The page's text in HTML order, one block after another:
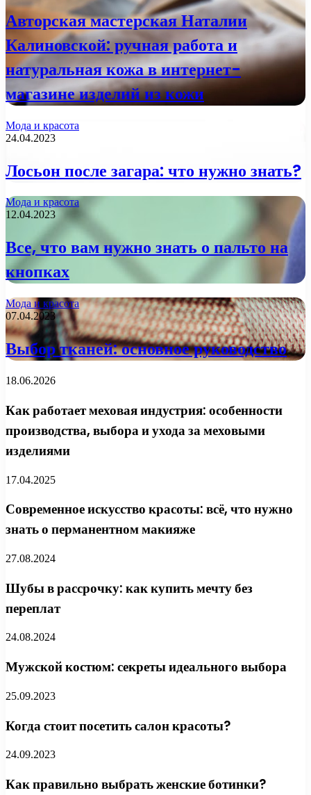
Авторская мастерская Наталии
Калиновской: ручная работа и
натуральная кожа в интернет-
магазине изделий из кожи
Мода и красота
24.04.2023
Лосьон после загара: что нужно знать?
Мода и красота
12.04.2023
Все, что вам нужно знать о пальто на
кнопках
Мода и красота
07.04.2023
Выбор тканей: основное руководство
18.06.2026
Как работает меховая индустрия: особенности
производства, выбора и ухода за меховыми
изделиями
17.04.2025
Современное искусство красоты: всё, что нужно
знать о перманентном макияже
27.08.2024
Шубы в рассрочку: как купить мечту без
переплат
24.08.2024
Мужской костюм: секреты идеального выбора
25.09.2023
Когда стоит посетить салон красоты?
24.09.2023
Как правильно выбрать женские ботинки?